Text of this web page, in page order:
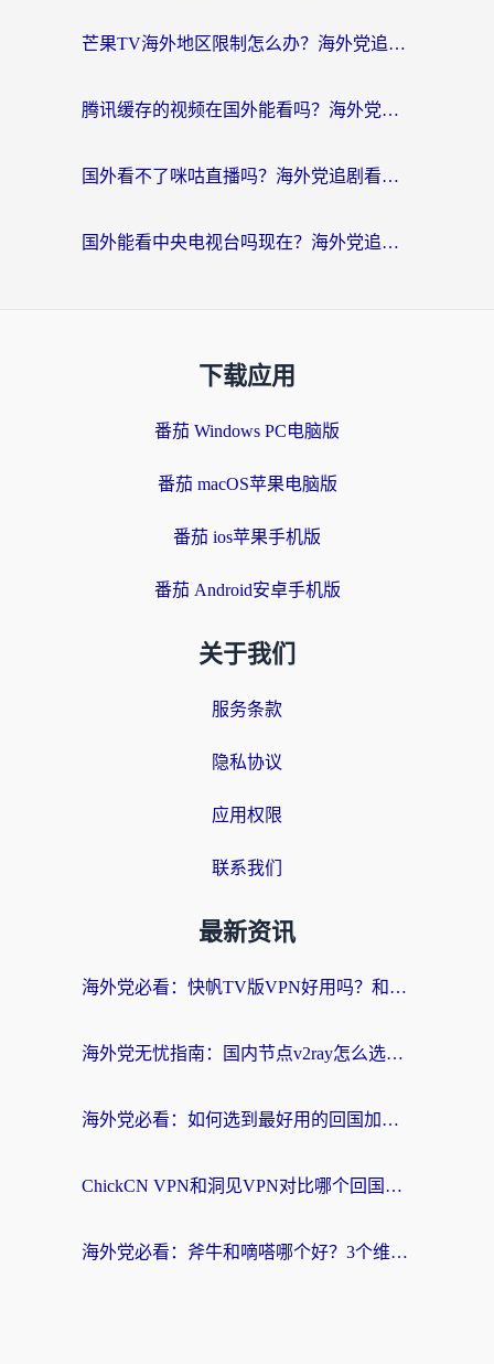
芒果TV海外地区限制怎么办？海外党追剧看片的实用加速器选择指南
腾讯缓存的视频在国外能看吗？海外党追剧看片的终极解决方案
国外看不了咪咕直播吗？海外党追剧看片的加速器选择指南
国外能看中央电视台吗现在？海外党追剧看央视的实用指南
下载应用
番茄 Windows PC电脑版
番茄 macOS苹果电脑版
番茄 ios苹果手机版
番茄 Android安卓手机版
关于我们
服务条款
隐私协议
应用权限
联系我们
最新资讯
海外党必看：快帆TV版VPN好用吗？和快游VPN对比哪个回国效果更好？附实用避坑指南
海外党无忧指南：国内节点v2ray怎么选？一键回国VPN+多场景实测帮你避坑
海外党必看：如何选到最好用的回国加速器？从节点到售后的全维度指南
ChickCN VPN和洞见VPN对比哪个回国效果更好？海外党亲测3款加速器+避坑指南
海外党必看：斧牛和嘀嗒哪个好？3个维度教你选对回国加速器